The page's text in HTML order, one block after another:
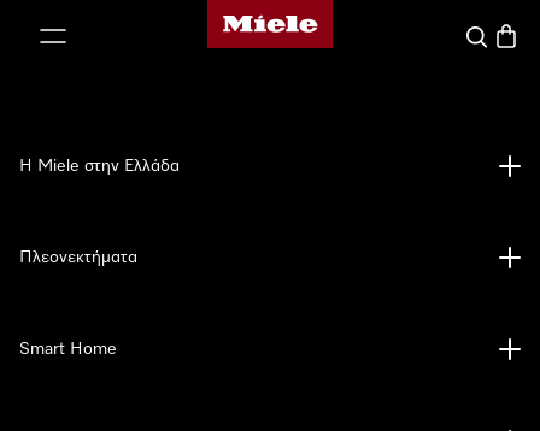
Αρχική σελίδα της Miele
Η Miele στην Ελλάδα
Πλεονεκτήματα
Smart Home